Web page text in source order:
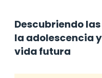
Descubriendo
la adolescencia
vida futura